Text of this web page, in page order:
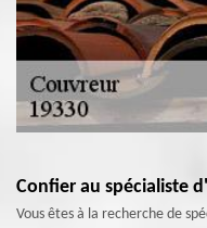
Confier au spécialiste
Vous êtes à la recherche de